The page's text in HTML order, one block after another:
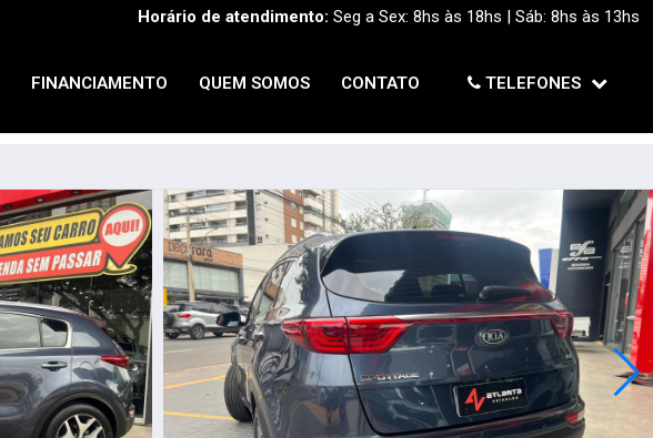
Horário de atendimento: Seg a Sex: 8hs às 18hs | Sáb: 8hs às 13hs
FINANCIAMENTO QUEM SOMOS CONTATO TELEFONES